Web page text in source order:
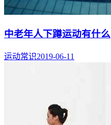
中老年人下蹲运动有什么
运动常识2019-06-11